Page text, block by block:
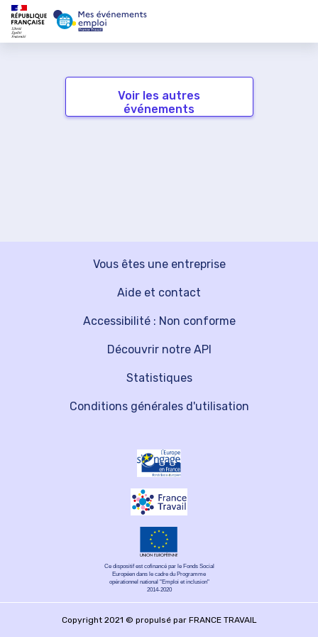
Voir les autres
événements
Vous êtes une entreprise
Découvrir notre API
Aide et contact
Statistiques
Accessibilité : Non conforme
Conditions générales d'utilisation
Ce dispositif est cofinancé par le Fonds Social
Européen dans le cadre du Programme
opérationnel national "Emploi et inclusion"
2014-2020
Copyright 2021 © propulsé par FRANCE TRAVAIL